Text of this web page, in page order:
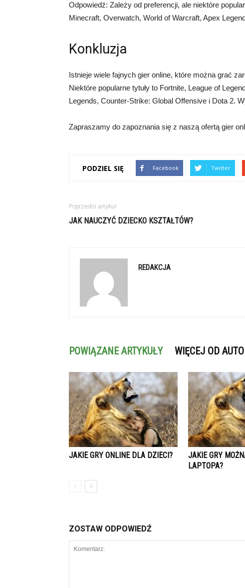
Odpowiedź: Zależy od preferencji, ale niektóre
Minecraft, Overwatch, World of Warcraft, Apex
Konkluzja
Istnieje wiele fajnych gier online, które można grać
Niektóre popularne tytuły to Fortnite, League of
Legends, Counter-Strike: Global Offensive i Dota 2.
Zapraszamy do zapoznania się z naszą ofertą gier
PODZIEL SIĘ Facebook Twitter
Poprzedni artykuł
JAK NAUCZYĆ DZIECKO KSZTAŁTÓW?
REDAKCJA
POWIĄZANE ARTYKUŁY WIĘCEJ OD
JAKIE GRY ONLINE DLA DZIECI?
JAKIE GRY
LAPTOPA?
ZOSTAW ODPOWIEDŹ